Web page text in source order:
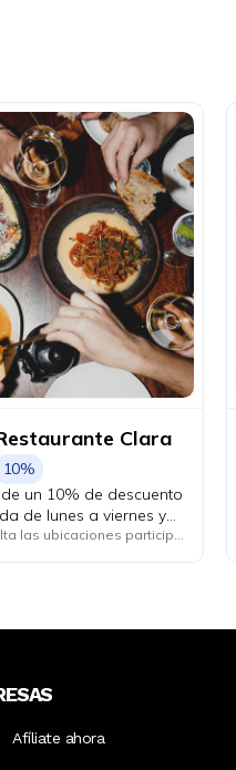
Clara
10%
un 10% de descuento
de lunes a viernes y
el happy hour 3x2 enConsulta las ubicaciones participantes
Afíliate ahora